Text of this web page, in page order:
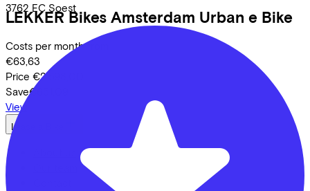
3762 EC Soest
LEKKER Bikes Amsterdam Urban e Bike
Costs per month from
€63,63
Price €2.598,00
Save€651,09
View
Lease a Bike